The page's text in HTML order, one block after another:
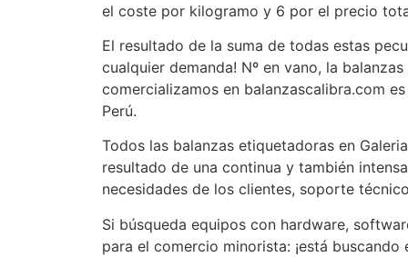
el coste por kilogramo y 6 por el precio
El resultado de la suma de todas estas
cualquier demanda! Nº en vano, la
comercializamos en balanzascalibra.com
Perú.
Todos las balanzas etiquetadoras en
resultado de una continua y también
necesidades de los clientes, soporte
Si búsqueda equipos con hardware,
para el comercio minorista: ¡está